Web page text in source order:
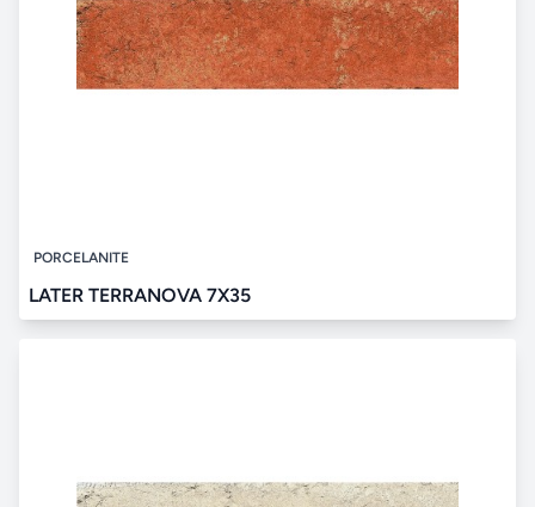
PORCELANITE
LATER TERRANOVA 7X35